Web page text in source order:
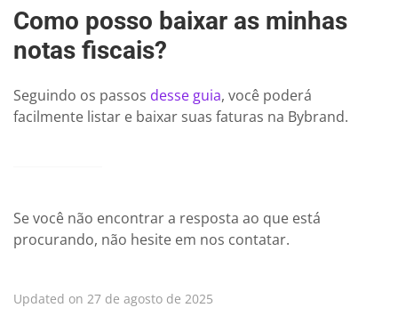
Como posso baixar as minhas
notas fiscais?
Seguindo os passos desse guia, você poderá
facilmente listar e baixar suas faturas na Bybrand.
Se você não encontrar a resposta ao que está
procurando, não hesite em nos contatar.
Updated on 27 de agosto de 2025